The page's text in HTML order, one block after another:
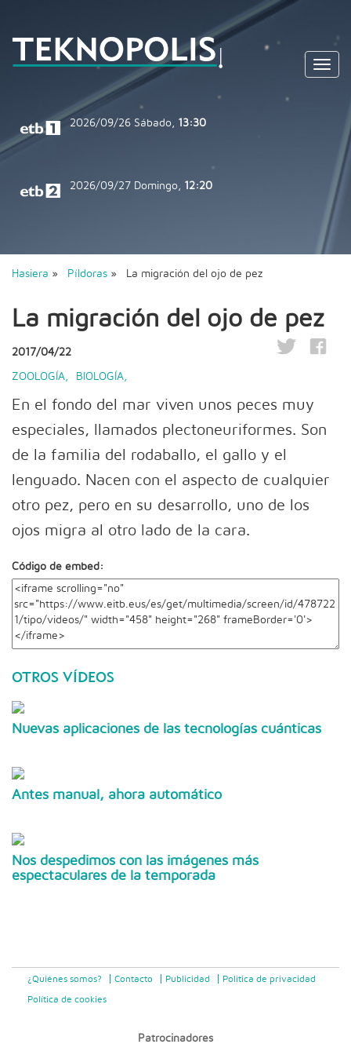
2026/09/26 Sábado, 13:30
2026/09/27 Domingo, 12:20
Hasiera » Píldoras » La migración del ojo de pez
La migración del ojo de pez
2017/04/22
ZOOLOGÍA BIOLOGÍA
En el fondo del mar viven unos peces muy
especiales, llamados plectoneuriformes. Son
de la familia del rodaballo, el gallo y el
lenguado. Nacen con el aspecto de cualquier
otro pez, pero en su desarrollo, uno de los
ojos migra al otro lado de la cara.
Código de embed:
OTROS VÍDEOS
Nuevas aplicaciones de las tecnologías cuánticas
Antes manual, ahora automático
Nos despedimos con las imágenes más
espectaculares de la temporada
¿Quiénes somos? Contacto Publicidad Politica de privacidad
Política de cookies
Patrocinadores